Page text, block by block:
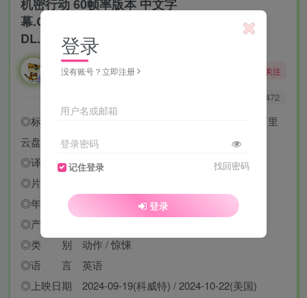
机密行动 60帧率版本 中文字
幕.Classified.2024.2160p.WEB-
DL.AAC.H265.60fps
勇敢的大野狼
酒醒只在花前坐，酒醉还来花下眠。
关注
472
◎标 题 机密行动/百度网盘/迅雷网盘/夸克网盘/阿里
云盘下载
◎译 名 绝命杀手 / 杀手有情
◎片 名 Classified
◎年 代 2024
◎产 地 保加利亚
◎类 别 动作 / 惊悚
◎语 言 英语
◎上映日期 2024-09-19(科威特) / 2024-10-22(美国)
登录
没有账号？立即注册
用户名或邮箱
登录密码
记住登录 找回密码
登录